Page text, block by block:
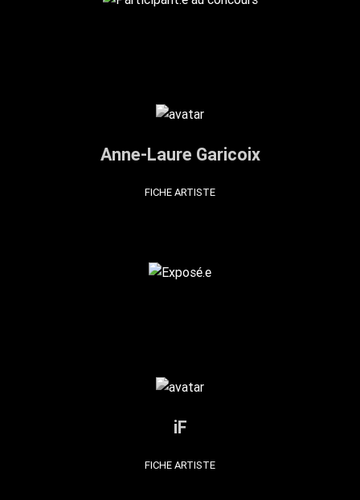
Anne-Laure Garicoix
FICHE ARTISTE
iF
FICHE ARTISTE